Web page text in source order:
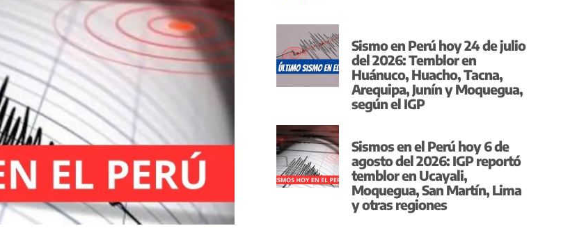
Sismo en Perú hoy 24 de julio
del 2026: Temblor en
Huánuco, Huacho, Tacna,
Arequipa, Junín y Moquegua,
según el IGP
Sismos en el Perú hoy 6 de
agosto del 2026: IGP reportó
temblor en Ucayali,
Moquegua, San Martín, Lima
y otras regiones